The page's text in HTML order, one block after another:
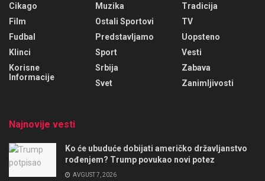
Cikago
Film
Fudbal
Klinci
Korisne
Informacije
Muzika
Ostali Sportovi
Predstavljamo
Sport
Srbija
Svet
Tradicija
TV
Uopsteno
Vesti
Zabava
Zanimljivosti
Najnovije vesti
Ko će ubuduće dobijati američko državljanstvo
rođenjem? Trump povukao novi potez
AVGUST 7, 2026